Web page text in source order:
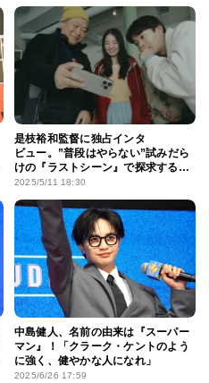
是枝裕和監督に独占インタ
ビュー。”普段はやらない”試みだら
けの『ラストシーン』で探求する、
技術革新と人間性の調和
2025/5/11 18:30
中島健人、名前の由来は『スーパー
マン』！「クラーク・ケントのよう
に強く、健やかな人になれ」
2025/6/26 17:59